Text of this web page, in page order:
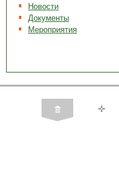
Новости
Документы
Мероприятия